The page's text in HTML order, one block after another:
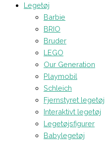
Legetøj
Barbie
BRIO
Bruder
LEGO
Our Generation
Playmobil
Schleich
Fjernstyret legetøj
Interaktivt legetøj
Legetøjsfigurer
Babylegetøj